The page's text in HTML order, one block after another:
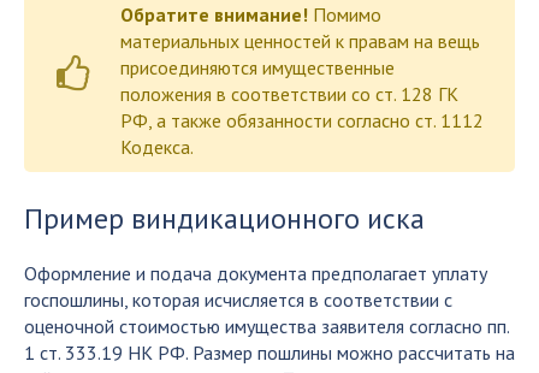
Обратите внимание! Помимо
материальных ценностей к правам на вещь
присоединяются имущественные
положения в соответствии со ст. 128 ГК
РФ, а также обязанности согласно ст. 1112
Кодекса.
Пример виндикационного иска
Оформление и подача документа предполагает уплату
госпошлины, которая исчисляется в соответствии с
оценочной стоимостью имущества заявителя согласно пп.
1 ст. 333.19 НК РФ. Размер пошлины можно рассчитать на